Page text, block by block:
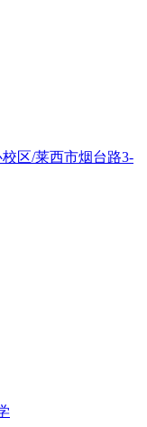
区/莱西市烟台路3-